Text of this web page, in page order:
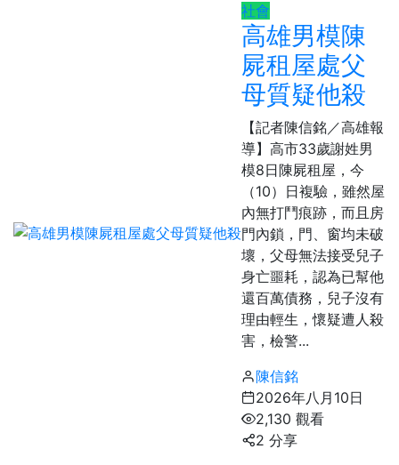
社會
高雄男模陳
屍租屋處父
母質疑他殺
【記者陳信銘／高雄報
導】高市33歲謝姓男
模8日陳屍租屋，今
（10）日複驗，雖然屋
內無打鬥痕跡，而且房
門內鎖，門、窗均未破
壞，父母無法接受兒子
身亡噩耗，認為已幫他
還百萬債務，兒子沒有
理由輕生，懷疑遭人殺
害，檢警...
陳信銘
2026年八月10日
2,130 觀看
2 分享